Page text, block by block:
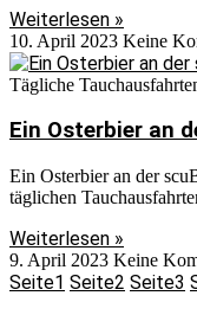
Weiterlesen »
10. April 2023 Keine
Tägliche
Ein Osterbier an
Ein Osterbier an der
täglichen
Weiterlesen »
9. April 2023 Keine
Seite1 Seite2 Seite3